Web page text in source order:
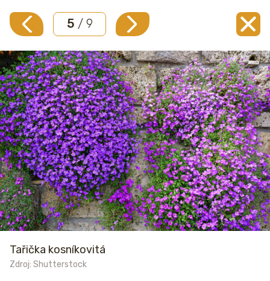
5 / 9
Tařička kosníkovitá
Zdroj: Shutterstock